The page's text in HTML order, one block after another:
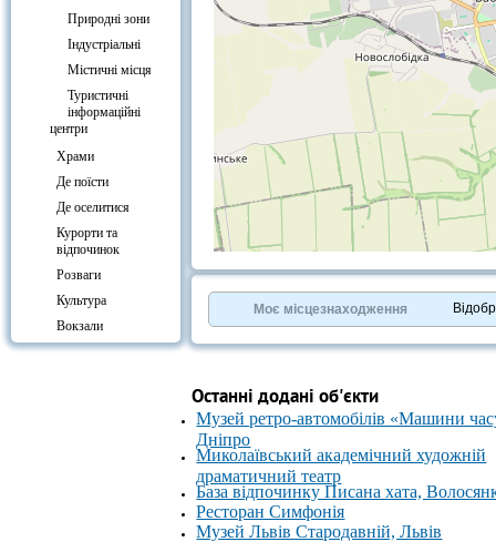
Природні зони
Індустріальні
Містичні місця
Туристичні
інформаційні
центри
Храми
Де поїсти
Де оселитися
Курорти та
відпочинок
Розваги
Культура
Вокзали
OpenStreetMapcontributors.
»
Моє місцезнаходження
Останні додані об'єкти
Музей ретро-автомобілів «Машини
Дніпро
Миколаївський академічний художній
драматичний театр
База відпочинку Писана хата,
Ресторан Симфонія
Музей Львів Стародавній, Львів